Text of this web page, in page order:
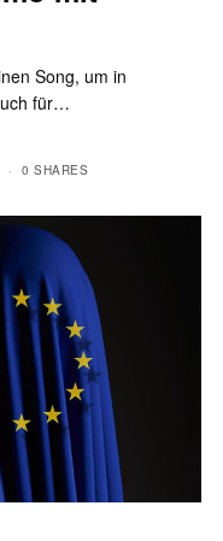
Song, um in
für…
0 SHARES